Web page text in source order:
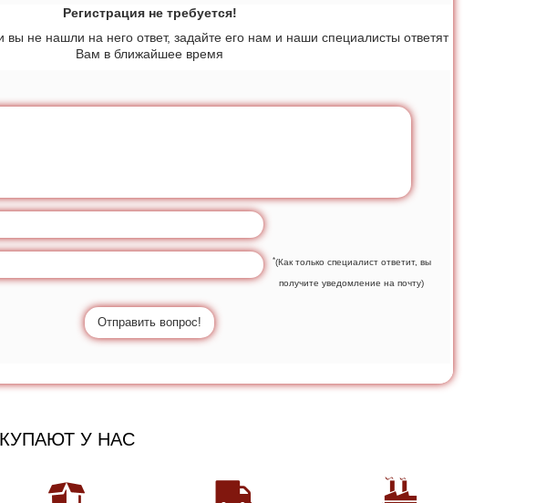
Регистрация не требуется!
вы не нашли на него ответ, задайте его нам и наши специалисты ответят
Вам в ближайшее время
*(Как только специалист ответит, вы
получите уведомление на почту)
Отправить вопрос!
У НАС